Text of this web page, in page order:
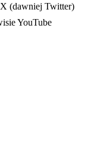
(dawniej Twitter)
YouTube